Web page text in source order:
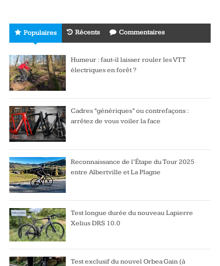
Populaires Récents Commentaires
Humeur : faut-il laisser rouler les VTT
électriques en forêt ?
Cadres “génériques” ou contrefaçons :
arrêtez de vous voiler la face
Reconnaissance de l’Étape du Tour 2025
entre Albertville et La Plagne
Test longue durée du nouveau Lapierre
Xelius DRS 10.0
Test exclusif du nouvel Orbea Gain (à